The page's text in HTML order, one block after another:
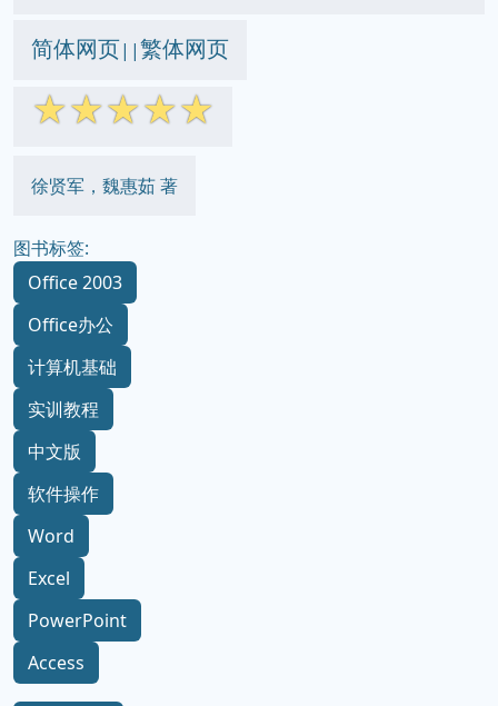
简体网页||繁体网页
☆☆☆☆☆
徐贤军，魏惠茹 著
图书标签:
Office 2003
Office办公
计算机基础
实训教程
中文版
软件操作
Word
Excel
PowerPoint
Access